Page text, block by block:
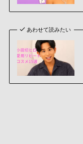
あわせて読みたい